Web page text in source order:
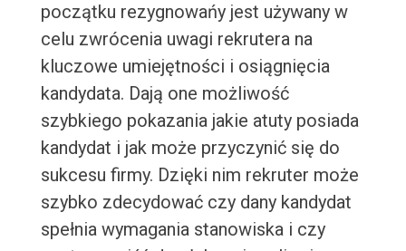
początku rezygnowańy jest używany w
celu zwrócenia uwagi rekrutera na
kluczowe umiejętności i osiągnięcia
kandydata. Dają one możliwość
szybkiego pokazania jakie atuty posiada
kandydat i jak może przyczynić się do
sukcesu firmy. Dzięki nim rekruter może
szybko zdecydować czy dany kandydat
spełnia wymagania stanowiska i czy